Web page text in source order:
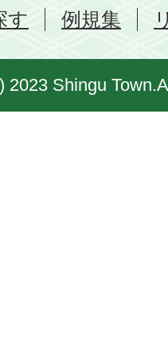
す
例規集
2023 Shingu